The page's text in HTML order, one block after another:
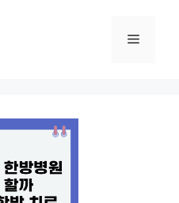
메